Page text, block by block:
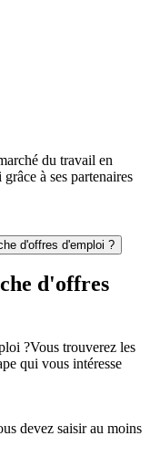
du travail en
à ses partenaires
d'offres d'emploi ?
d'offres
?Vous trouverez les
qui vous intéresse
devez saisir au moins